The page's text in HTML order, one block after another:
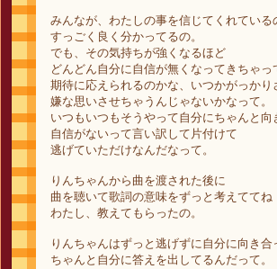
みんなが、わたしの事を信じてくれている
すっごく良く分かってるの。
でも、その気持ちが強くなるほど
どんどん自分に自信が無くなってきちゃっ
期待に応えられるのかな、いつかがっかり
嫌な思いさせちゃうんじゃないかなって。
いつもいつもそうやって自分にちゃんと向
自信がないって言い訳して片付けて
逃げていただけなんだなって。
りんちゃんから曲を渡された後に
曲を聴いて歌詞の意味をずっと考えててね
わたし、教えてもらったの。
りんちゃんはずっと逃げずに自分に向き合
ちゃんと自分に答えを出してるんだって。